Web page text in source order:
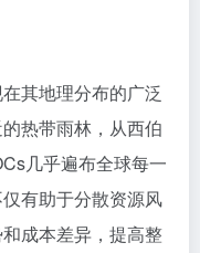
其地理分布的广泛
热带雨林，从西伯
几乎遍布全球每一
有助于分散资源风
成本差异，提高整